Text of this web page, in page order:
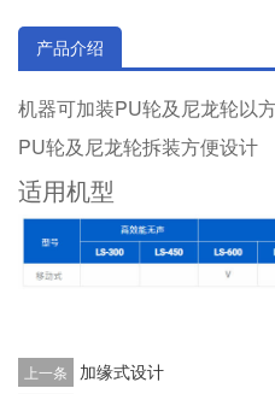
产品介绍
机器可加装PU轮及尼龙轮以
PU轮及尼龙轮拆装方便设计
适用机型
上一条 加缘式设计